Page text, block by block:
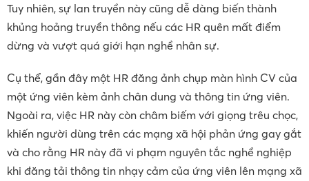
Tuy nhiên, sự lan truyền này cũng dễ dàng biến thành
khủng hoảng truyền thông nếu các HR quên mất điểm
dừng và vượt quá giới hạn nghề nhân sự.
Cụ thể, gần đây một HR đăng ảnh chụp màn hình CV của
một ứng viên kèm ảnh chân dung và thông tin ứng viên.
Ngoài ra, việc HR này còn châm biếm với giọng trêu chọc,
khiến người dùng trên các mạng xã hội phản ứng gay gắt
và cho rằng HR này đã vi phạm nguyên tắc nghề nghiệp
khi đăng tải thông tin nhạy cảm của ứng viên lên mạng xã